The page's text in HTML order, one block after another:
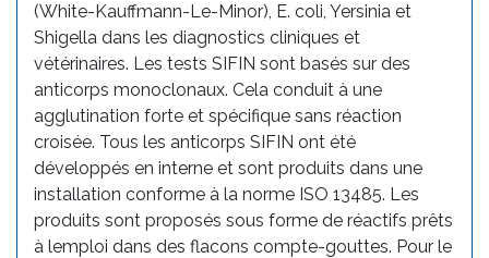
(White-Kauffmann-Le-Minor), E. coli, Yersinia et
Shigella dans les diagnostics cliniques et
vétérinaires. Les tests SIFIN sont basés sur des
anticorps monoclonaux. Cela conduit à une
agglutination forte et spécifique sans réaction
croisée. Tous les anticorps SIFIN ont été
développés en interne et sont produits dans une
installation conforme à la norme ISO 13485. Les
produits sont proposés sous forme de réactifs prêts
à lemploi dans des flacons compte-gouttes. Pour le